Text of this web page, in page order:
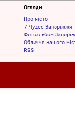
Огляди
Про місто
7 Чудес Запоріжжя
Фотоальбом
Обличчя нашого
RSS